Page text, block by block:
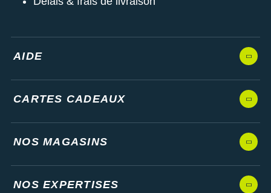
AIDE
CARTES CADEAUX
NOS MAGASINS
NOS EXPERTISES